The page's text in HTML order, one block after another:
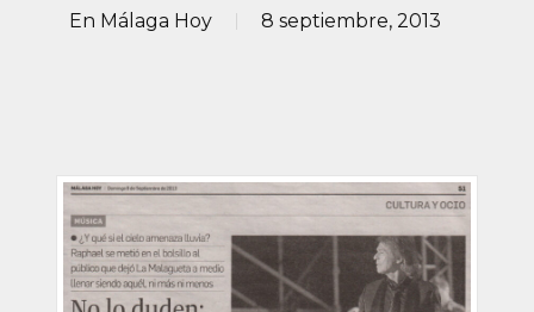
En Málaga Hoy 8 septiembre, 2013